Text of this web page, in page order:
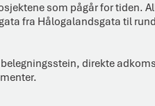
som pågår for tiden.
fra Hålogalandsgata til
direkte